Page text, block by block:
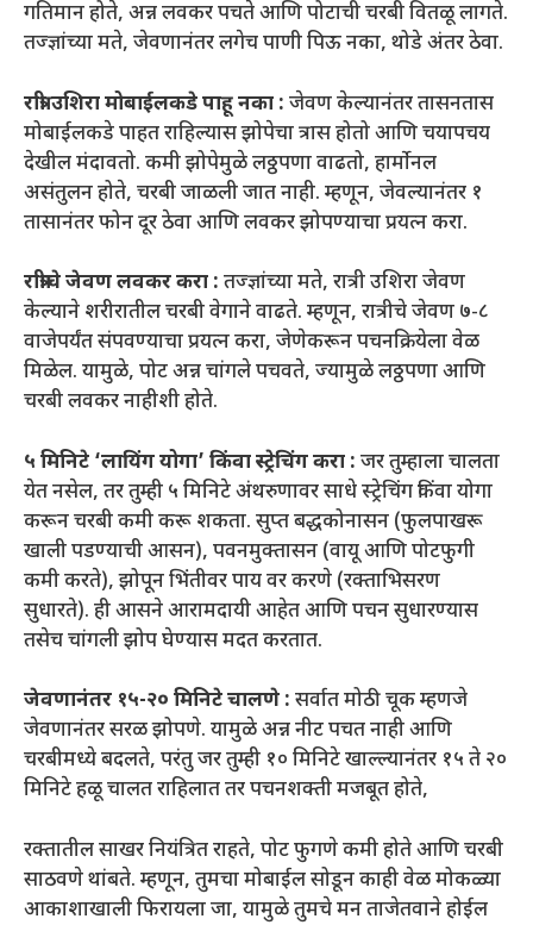
गतिमान होते, अन्न लवकर पचते आणि पोटाची चरबी वितळू लागते.
तज्ज्ञांच्या मते, जेवणानंतर लगेच पाणी पिऊ नका, थोडे अंतर ठेवा.
रात्री उशिरा मोबाईलकडे पाहू नका : जेवण केल्यानंतर तासनतास
मोबाईलकडे पाहत राहिल्यास झोपेचा त्रास होतो आणि चयापचय
देखील मंदावतो. कमी झोपेमुळे लठ्ठपणा वाढतो, हार्मोनल
असंतुलन होते, चरबी जाळली जात नाही. म्हणून, जेवल्यानंतर १
तासानंतर फोन दूर ठेवा आणि लवकर झोपण्याचा प्रयत्न करा.
रात्रीचे जेवण लवकर करा : तज्ज्ञांच्या मते, रात्री उशिरा जेवण
केल्याने शरीरातील चरबी वेगाने वाढते. म्हणून, रात्रीचे जेवण ७-८
वाजेपर्यंत संपवण्याचा प्रयत्न करा, जेणेकरून पचनक्रियेला वेळ
मिळेल. यामुळे, पोट अन्न चांगले पचवते, ज्यामुळे लठ्ठपणा आणि
चरबी लवकर नाहीशी होते.
५ मिनिटे ‘लायिंग योगा’ किंवा स्ट्रेचिंग करा : जर तुम्हाला चालता
येत नसेल, तर तुम्ही ५ मिनिटे अंथरुणावर साधे स्ट्रेचिंग किंवा योगा
करून चरबी कमी करू शकता. सुप्त बद्धकोनासन (फुलपाखरू
खाली पडण्याची आसन), पवनमुक्तासन (वायू आणि पोटफुगी
कमी करते), झोपून भिंतीवर पाय वर करणे (रक्ताभिसरण
सुधारते). ही आसने आरामदायी आहेत आणि पचन सुधारण्यास
तसेच चांगली झोप घेण्यास मदत करतात.
जेवणानंतर १५-२० मिनिटे चालणे : सर्वात मोठी चूक म्हणजे
जेवणानंतर सरळ झोपणे. यामुळे अन्न नीट पचत नाही आणि
चरबीमध्ये बदलते, परंतु जर तुम्ही १० मिनिटे खाल्ल्यानंतर १५ ते २०
मिनिटे हळू चालत राहिलात तर पचनशक्ती मजबूत होते,
रक्तातील साखर नियंत्रित राहते, पोट फुगणे कमी होते आणि चरबी
साठवणे थांबते. म्हणून, तुमचा मोबाईल सोडून काही वेळ मोकळ्या
आकाशाखाली फिरायला जा, यामुळे तुमचे मन ताजेतवाने होईल